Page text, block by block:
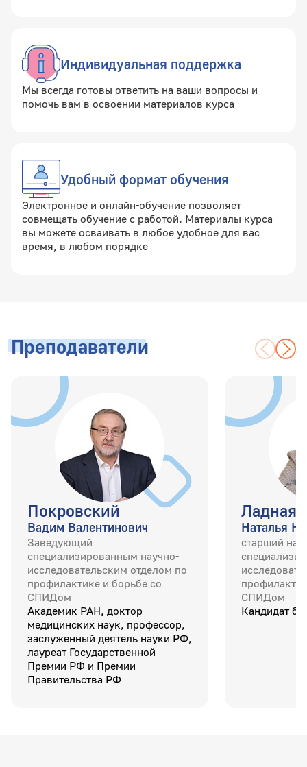
Индивидуальная поддержка
Мы всегда готовы ответить на ваши вопросы и
помочь вам в освоении материалов курса
Удобный формат обучения
Электронное и онлайн-обучение позволяет
совмещать обучение с работой. Материалы курса
вы можете осваивать в любое удобное для вас
время, в любом порядке
Преподаватели
Покровский
Вадим Валентинович
Заведующий
специализированным научно-
исследовательским отделом по
профилактике и борьбе со
СПИДом
Академик РАН, доктор
медицинских наук, профессор,
заслуженный деятель науки РФ,
лауреат Государственной
Премии РФ и Премии
Правительства РФ
Ладная
Наталья
старший
СПИДом
Кандидат